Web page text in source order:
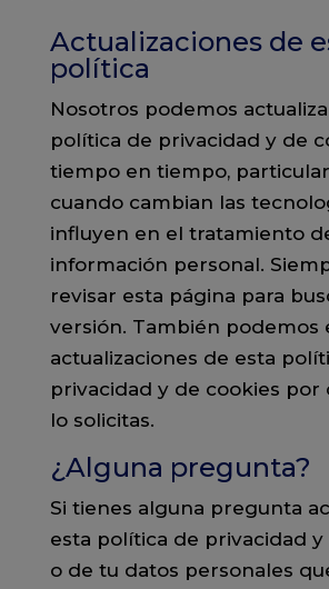
Actualizaciones de
política
Nosotros podemos
política de privacidad y de
tiempo en tiempo,
cuando cambian las
influyen en el tratamiento
información personal.
revisar esta página para
versión. También podemos
actualizaciones de esta
privacidad y de cookies por
lo solicitas.
¿Alguna pregunta?
Si tienes alguna pregunta
esta política de privacidad y
o de tu datos personales